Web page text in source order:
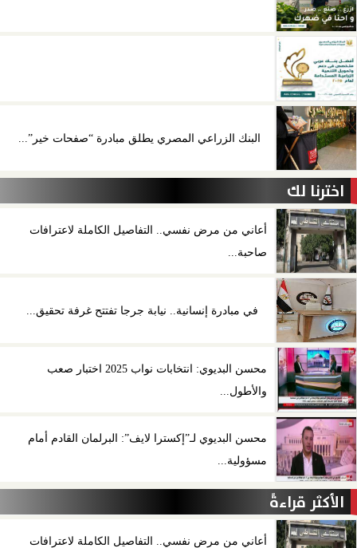
البنك الزراعي المصري يطلق مبادرة “صفحات خير”...
اخترنا لك
أعاني من مرض نفسي.. التفاصيل الكاملة لاعترافات
صاحبة...
في مبادرة إنسانية.. نيابة جرجا تفتتح غرفة تحقيق...
محسن البديوي: انتخابات نواب 2025 اختبار صعب
والأطول...
محسن البديوي لـ”إكسترا لايف”: البرلمان القادم أمام
مسؤولية...
الأكثر قراءةً
أعاني من مرض نفسي.. التفاصيل الكاملة لاعترافات